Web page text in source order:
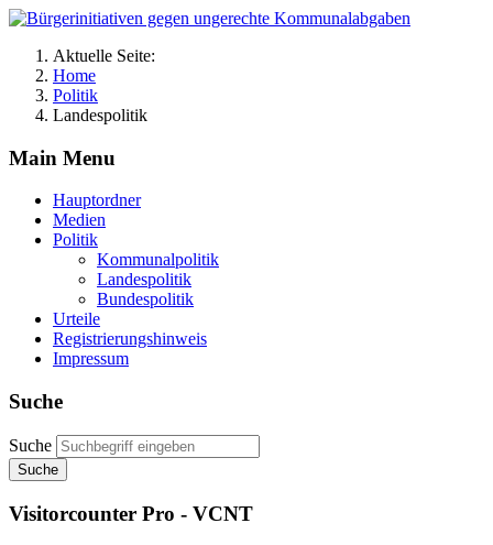
Aktuelle Seite:
Home
Politik
Landespolitik
Main Menu
Hauptordner
Medien
Politik
Kommunalpolitik
Landespolitik
Bundespolitik
Urteile
Registrierungshinweis
Impressum
Suche
Suche
Suche
Visitorcounter Pro - VCNT